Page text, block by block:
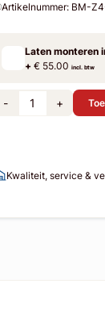
Artikelnummer: BM-
Laten monteren
+€ 55.00 incl. btw
- +
Kwaliteit, service &